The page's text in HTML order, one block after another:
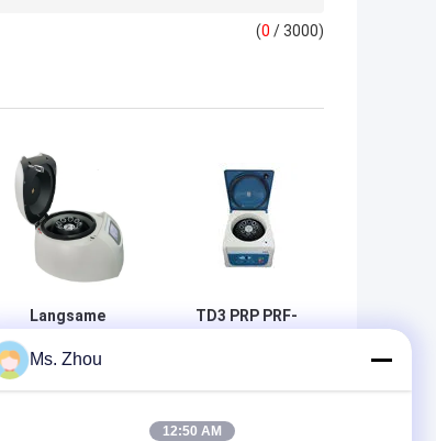
(0 / 3000)
Langsame
Zentrifuge der
Plasmazentrifuge
TD3 PRP PRF-
Ms. Zhou
12:50 AM